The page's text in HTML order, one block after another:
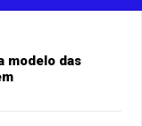
modelo das